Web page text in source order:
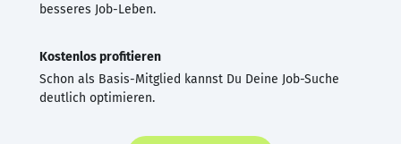
besseres Job-Leben.
Kostenlos profitieren
Schon als Basis-Mitglied kannst Du Deine Job-Suche
deutlich optimieren.